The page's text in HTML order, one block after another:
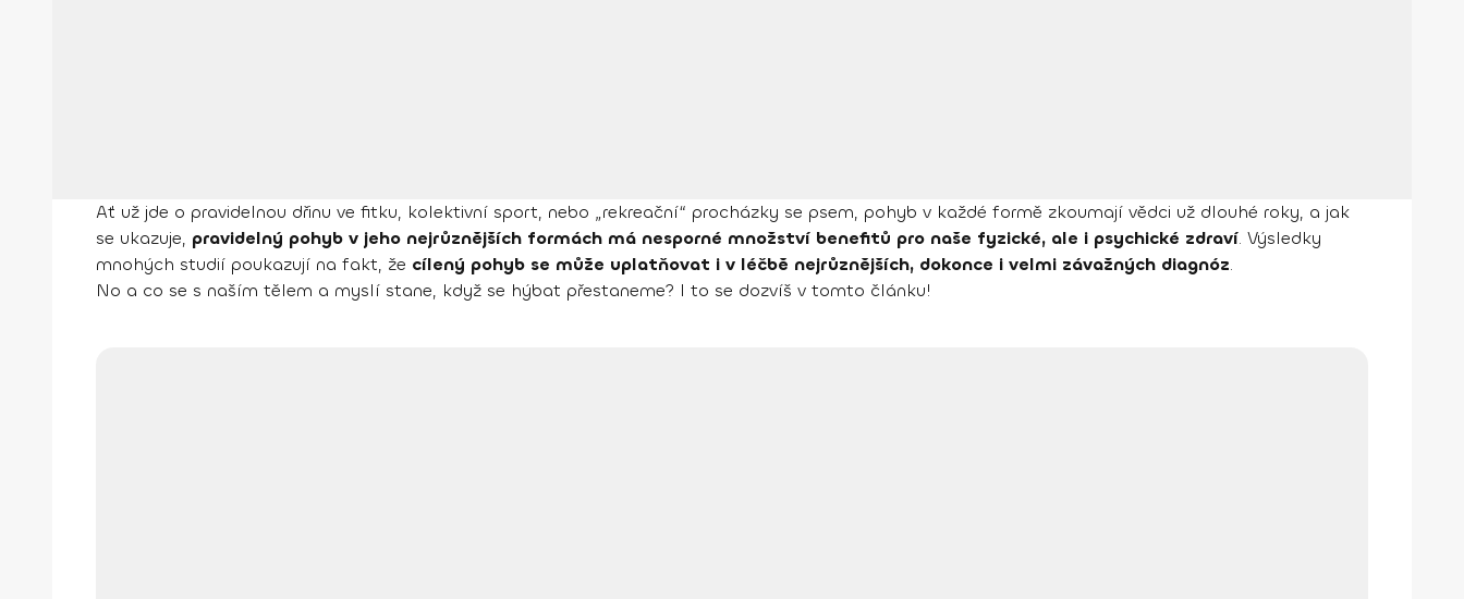
Ať už jde o pravidelnou dřinu ve fitku, kolektivní sport, nebo „rekreační“ procházky se psem, pohyb v každé formě zkoumají vědci už dlouhé roky, a jak
se ukazuje, pravidelný pohyb v jeho nejrůznějších formách má nesporné množství benefitů pro naše fyzické, ale i psychické zdraví. Výsledky
mnohých studií poukazují na fakt, že cílený pohyb se může uplatňovat i v léčbě nejrůznějších, dokonce i velmi závažných diagnóz.
No a co se s naším tělem a myslí stane, když se hýbat přestaneme? I to se dozvíš v tomto článku!